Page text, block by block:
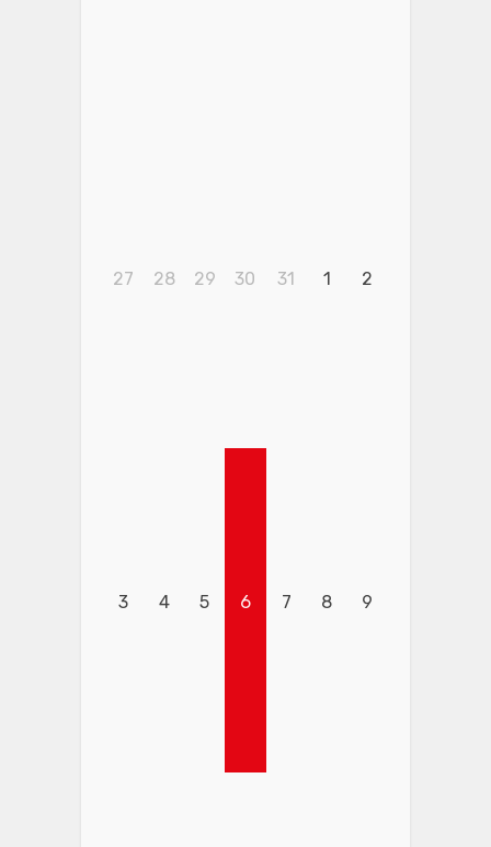
27 28 29 30 31 1 2
3 4 5 6 7 8 9